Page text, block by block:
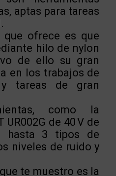
aptas para tareas
que ofrece es que
hilo de nylon
de ello su gran
en los trabajos de
y tareas de gran
como la
UR002G de 40 V de
hasta 3 tipos de
niveles de ruido y
te muestro es la